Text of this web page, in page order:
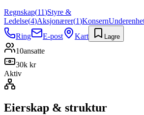
Regnskap(11)Styre &
Ledelse(4)Aksjonærer(1)Konsern
Ring
E-post Kart Lagre
10ansatte
30k kr
Aktiv
Eierskap & struktur